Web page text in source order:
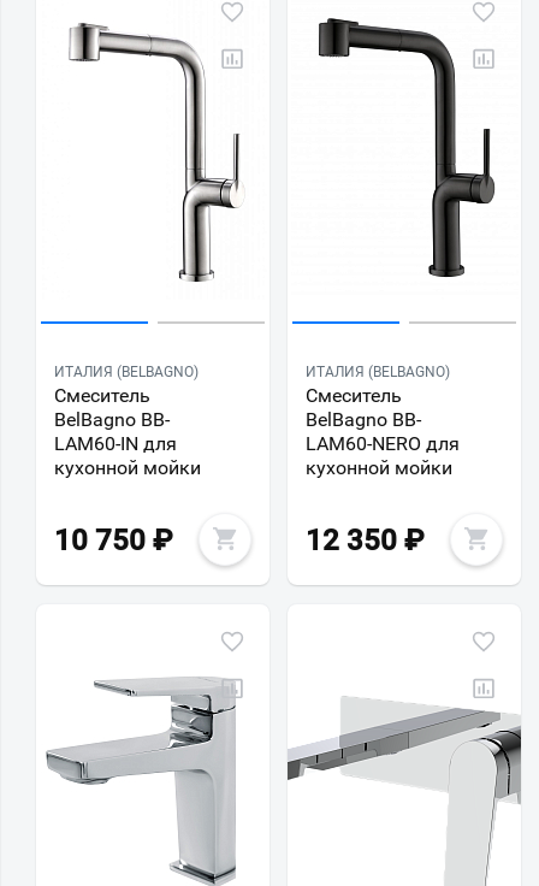
ИТАЛИЯ (BELBAGNO)
Смеситель
BelBagno BB-
LAM60-IN для
кухонной мойки
10 750 ₽
ИТАЛИЯ (BELBAGNO)
Смеситель
BelBagno BB-
LAM60-NERO для
кухонной мойки
12 350 ₽